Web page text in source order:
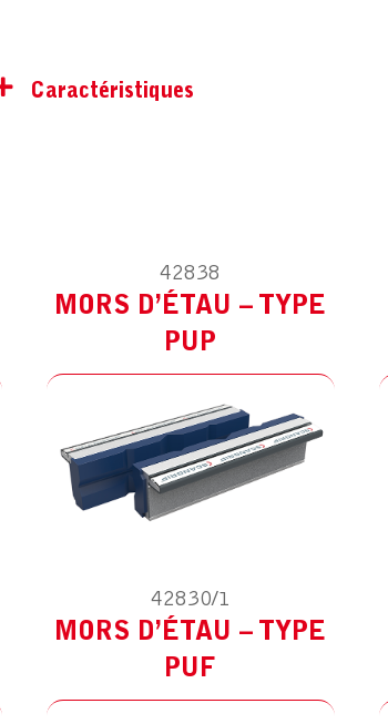
Caractéristiques
42838
MORS D’ÉTAU – TYPE
PUP
42830/1
MORS D’ÉTAU – TYPE
PUF
MODÈLE :POUR AUTRES
MODÈLE :POUR AUTRES